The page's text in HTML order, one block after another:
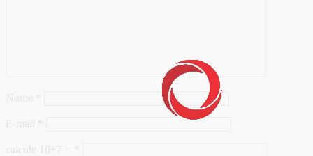
Nome
E-mail
calcule 10+7 =